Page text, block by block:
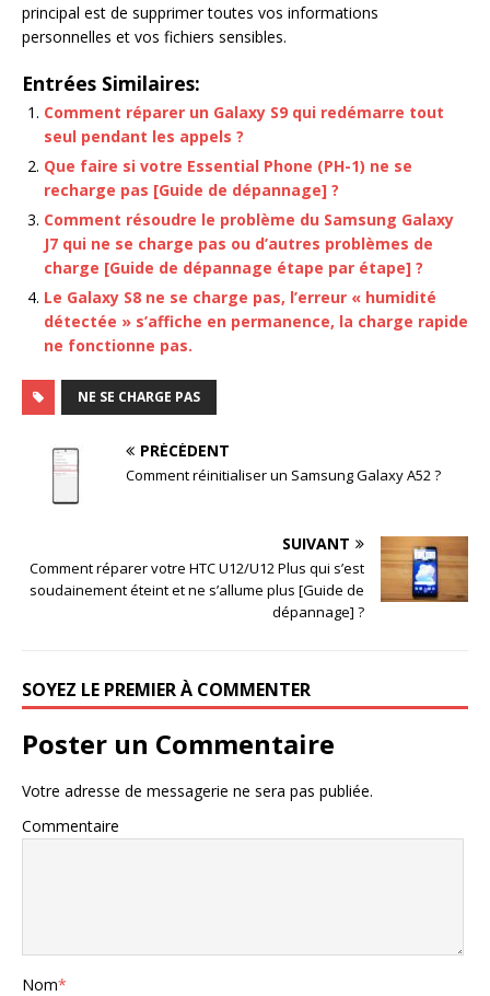
principal est de supprimer toutes vos informations
personnelles et vos fichiers sensibles.
Entrées Similaires:
Comment réparer un Galaxy S9 qui redémarre tout
seul pendant les appels ?
Que faire si votre Essential Phone (PH-1) ne se
recharge pas [Guide de dépannage] ?
Comment résoudre le problème du Samsung Galaxy
J7 qui ne se charge pas ou d’autres problèmes de
charge [Guide de dépannage étape par étape] ?
Le Galaxy S8 ne se charge pas, l’erreur « humidité
détectée » s’affiche en permanence, la charge rapide
ne fonctionne pas.
NE SE CHARGE PAS
PRÉCÉDENT
Comment réinitialiser un Samsung Galaxy A52 ?
SUIVANT
Comment réparer votre HTC U12/U12 Plus qui s’est
soudainement éteint et ne s’allume plus [Guide de
dépannage] ?
SOYEZ LE PREMIER À COMMENTER
Poster un Commentaire
Votre adresse de messagerie ne sera pas publiée.
Commentaire
Nom*